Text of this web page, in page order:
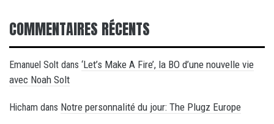
COMMENTAIRES RÉCENTS
Emanuel Solt dans ‘Let’s Make A Fire’, la BO d’une nouvelle vie
avec Noah Solt
Hicham dans Notre personnalité du jour: The Plugz Europe